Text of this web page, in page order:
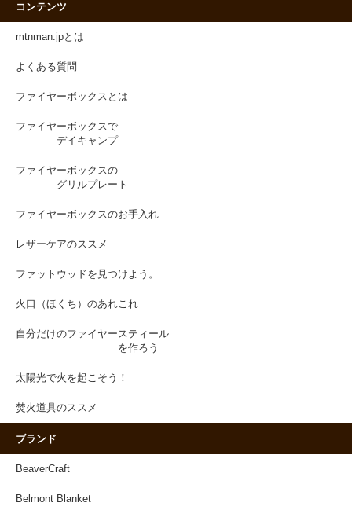
コンテンツ
mtnman.jpとは
よくある質問
ファイヤーボックスとは
ファイヤーボックスで
デイキャンプ
ファイヤーボックスの
グリルプレート
ファイヤーボックスのお手入れ
レザーケアのススメ
ファットウッドを見つけよう。
火口（ほくち）のあれこれ
自分だけのファイヤースティール
を作ろう
太陽光で火を起こそう！
焚火道具のススメ
ブランド
BeaverCraft
Belmont Blanket